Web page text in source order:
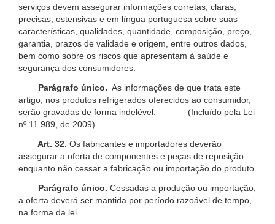
serviços devem assegurar informações corretas, claras,
precisas, ostensivas e em língua portuguesa sobre suas
características, qualidades, quantidade, composição, preço,
garantia, prazos de validade e origem, entre outros dados,
bem como sobre os riscos que apresentam à saúde e
segurança dos consumidores.
Parágrafo único. As informações de que trata este
artigo, nos produtos refrigerados oferecidos ao consumidor,
serão gravadas de forma indelével. (Incluído pela Lei
nº 11.989, de 2009)
Art. 32. Os fabricantes e importadores deverão
assegurar a oferta de componentes e peças de reposição
enquanto não cessar a fabricação ou importação do produto.
Parágrafo único. Cessadas a produção ou importação,
a oferta deverá ser mantida por período razoável de tempo,
na forma da lei.